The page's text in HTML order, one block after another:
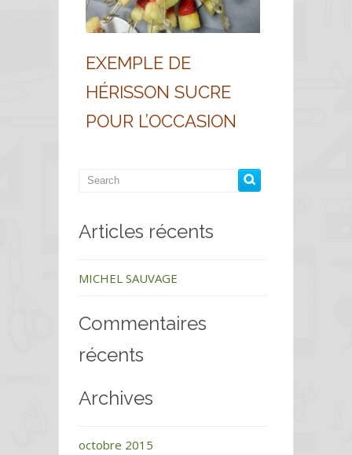
EXEMPLE DE
HÉRISSON SUCRE
POUR L’OCCASION
Articles récents
MICHEL SAUVAGE
Commentaires
récents
Archives
octobre 2015